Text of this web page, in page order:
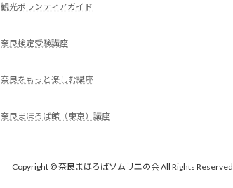
観光ボランティアガイド
奈良検定受験講座
奈良をもっと楽しむ講座
奈良まほろば館（東京）講座
Copyright © 奈良まほろばソムリエの会 All Rights Reserved.